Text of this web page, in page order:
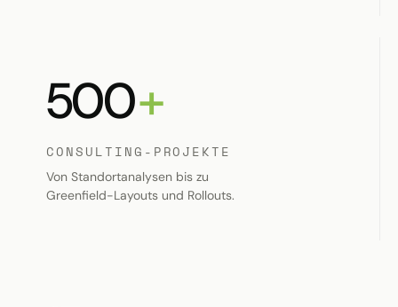
500+
CONSULTING-PROJEKTE
Von Standortanalysen bis zu
Greenfield-Layouts und Rollouts.